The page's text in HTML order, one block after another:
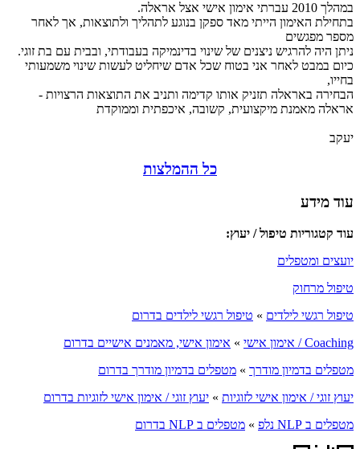
במהלך 2010 עברתי אימון אישי אצל אראלה.
בתחילת האימון הייתי מאד ספקן בנוגע לתהליך ולתוצאות, אך לאחר
מספר מפגשים
ניתן היה להרגיש ניצנים של שינוי בדינמיקה בעבודתי, ובבית עם בת זוגי.
כיום במבט לאחר אני בטוח שכל אדם שיחליט לעשות שינוי משמעותי
בחייו,
הבחירה באראלה תזניק אותו קדימה ותניב את התוצאות הרצויות -
אראלה מאמנת מיקצועית, קשובה, איכפתית וממוקדת
יעקב
כל ההמלצות
עוד מידע
עוד קטגוריות טיפול / יעוץ:
יועצים ומטפלים
טיפול מרחוק
טיפול רגשי לילדים » טיפול רגשי לילדים בדרום
Coaching / אימון אישי
» אימון אישי, מאמנים אישיים בדרום
מטפלים בדמיון מודרך » מטפלים בדמיון מודרך בדרום
יעוץ זוגי / אימון אישי לזוגיות » יעוץ זוגי / אימון אישי לזוגיות בדרום
מטפלים ב NLP נלפ
» מטפלים ב NLP בדרום